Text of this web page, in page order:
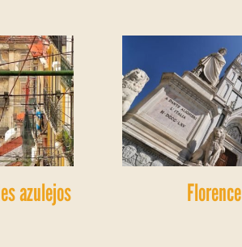
azulejos Florence